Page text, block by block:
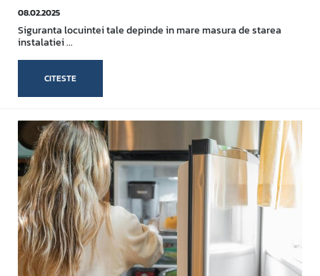
08.02.2025
Siguranta locuintei tale depinde in mare masura de starea
instalatiei ...
CITESTE